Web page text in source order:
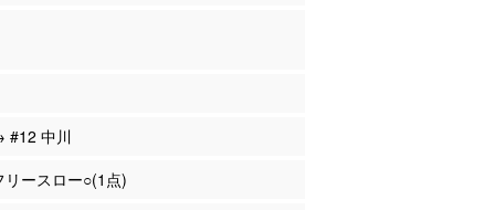
#12 中川
ースロー○(1点)